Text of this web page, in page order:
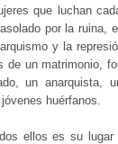
que luchan
por la ruina,
y la
de un matrimonio,
un anarquista,
huérfanos.
ellos es su